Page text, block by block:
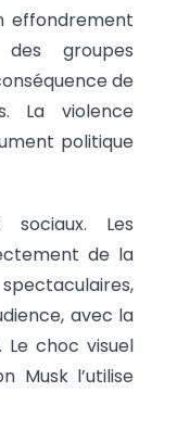
effondrement
groupes
de
La violence
politique
sociaux. Les
de la
avec la
choc visuel
Musk l’utilise